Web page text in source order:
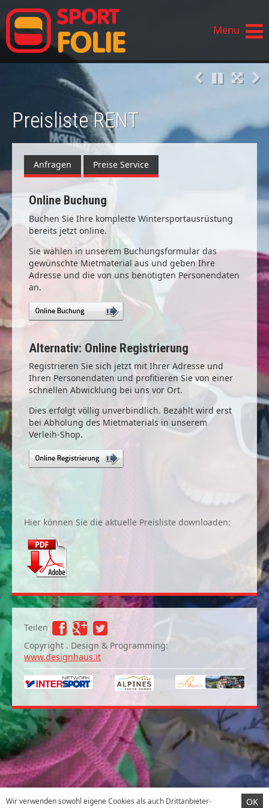
Menu
Preisliste RENT
Anfragen Preise Service
Online Buchung
Buchen Sie Ihre komplette Wintersportausrüstung
bereits jetzt online.
Sie wählen in unserem Buchungsformular das
gewünschte Mietmaterial aus und geben Ihre
Adresse und die von uns benötigten Personendaten
an.
Alternativ: Online Registrierung
Registrieren Sie sich jetzt mit Ihrer Adresse und
Ihren Personendaten und profitieren Sie von einer
schnellen Abwicklung bei uns vor Ort.
Dies erfolgt völlig unverbindlich. Bezahlt wird erst
bei Abholung des Mietmaterials in unserem
Verleih-Shop.
Hier können Sie die aktuelle Preisliste downloaden:
Teilen
Copyright . Design & Programming:
www.designhaus.it
OK
Wir verwenden sowohl eigene Cookies als auch Drittanbieter-